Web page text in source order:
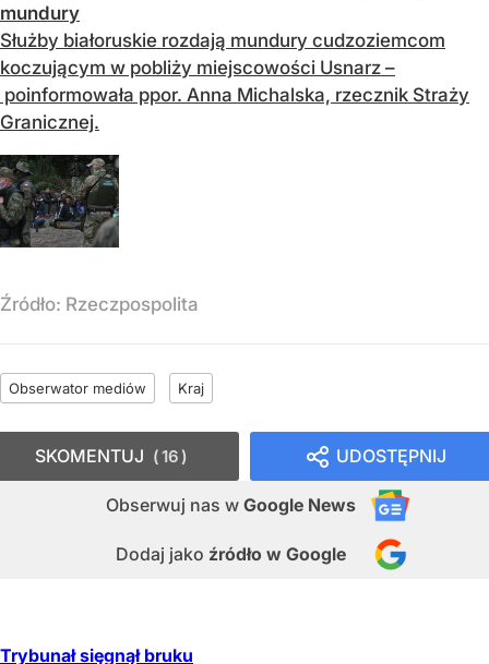
mundury
Służby białoruskie rozdają mundury cudzoziemcom
koczującym w pobliży miejscowości Usnarz –
poinformowała ppor. Anna Michalska, rzecznik Straży
Granicznej.
Źródło: Rzeczpospolita
Obserwator mediów Kraj
UDOSTĘPNIJ
Obserwuj nas w Google News
Dodaj jako źródło w Google
SKOMENTUJ 16
Trybunał sięgnął bruku